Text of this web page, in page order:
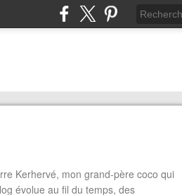
Kerhervé, mon grand-père coco qui
évolue au fil du temps, des